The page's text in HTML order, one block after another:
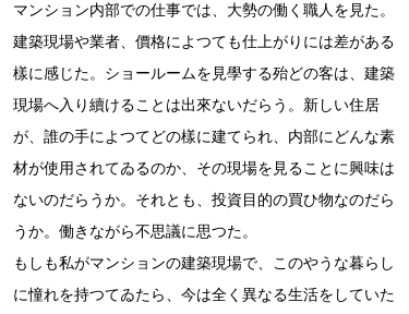
マンション内部での仕事では、大勢の働く職人を見た。
建築現場や業者、價格によつても仕上がりには差がある
樣に感じた。ショールームを見學する殆どの客は、建築
現場へ入り續けることは出來ないだらう。新しい住居
が、誰の手によつてどの樣に建てられ、内部にどんな素
材が使用されてゐるのか、その現場を見ることに興味は
ないのだらうか。それとも、投資目的の買ひ物なのだら
うか。働きながら不思議に思つた。
もしも私がマンションの建築現場で、このやうな暮らし
に憧れを持つてゐたら、今は全く異なる生活をしていた